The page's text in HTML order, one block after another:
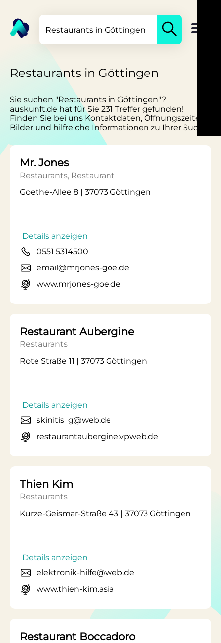
Restaurants in Göttingen
Sie suchen "Restaurants in Göttingen"?
auskunft.de hat für Sie 231 Treffer gefunden!
Finden Sie bei uns Kontaktdaten, Öffnungszeiten,
Bilder und hilfreiche Informationen zu Ihrer Suche.
Mr. Jones
Restaurants, Restaurant
Goethe-Allee 8 | 37073 Göttingen
Details anzeigen
0551 5314500
email@mrjones-goe.de
www.mrjones-goe.de
Restaurant Aubergine
Restaurants
Rote Straße 11 | 37073 Göttingen
Details anzeigen
skinitis_g@web.de
restaurantaubergine.vpweb.de
Thien Kim
Restaurants
Kurze-Geismar-Straße 43 | 37073 Göttingen
Details anzeigen
elektronik-hilfe@web.de
www.thien-kim.asia
Restaurant Boccadoro